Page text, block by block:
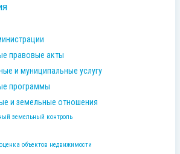
правовые акты
и муниципальные услугу
программы
и земельные отношения
земельный контроль
объектов недвижимости